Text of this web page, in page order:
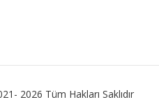
2026 Tüm Hakları Saklıdır